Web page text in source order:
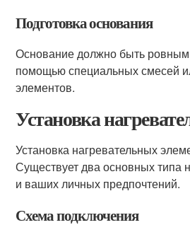
Подготовка основания
Основание должно быть ровным
помощью специальных смесей
элементов.
Установка
Установка нагревательных
Существует два основных типа
и ваших личных предпочтений.
Схема подключения